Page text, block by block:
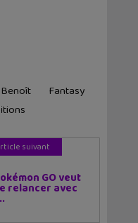
Fantasy
suivant
GO veut
relancer avec